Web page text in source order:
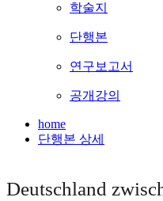
학술지
단행본
연구보고서
공개강의
home
단행본 상세
Deutschland